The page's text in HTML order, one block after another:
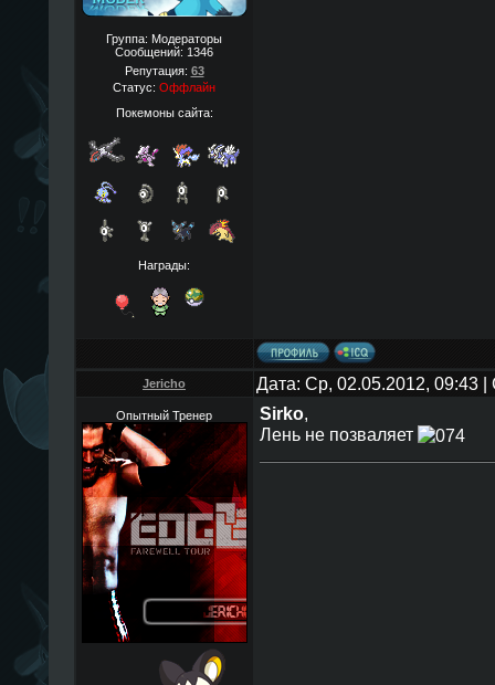
Группа: Модераторы
Сообщений: 1346
Репутация: 63
Статус: Оффлайн
Покемоны сайта:
Награды:
Jericho Дата: Ср, 02.05.2012, 09:43
Опытный Тренер Sirko,
Лень не позваляет